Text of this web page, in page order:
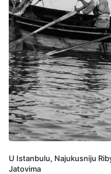
U Istanbulu, Najukusniju
Jatovima